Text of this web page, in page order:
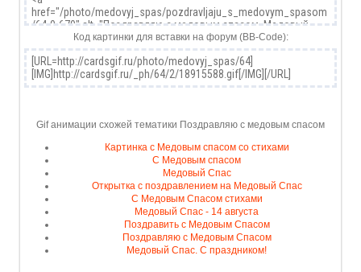
Код картинки для вставки на форум (BB-Code):
Gif анимации схожей тематики Поздравляю с медовым спасом
Картинка с Медовым спасом со стихами
С Медовым спасом
Медовый Спас
Открытка с поздравлением на Медовый Спас
С Медовым Спасом стихами
Медовый Спас - 14 августа
Поздравить с Медовым Спасом
Поздравляю с Медовым Спасом
Медовый Спас. С праздником!